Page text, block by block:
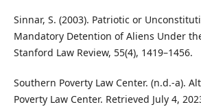
Sinnar, S. (2003). Patriotic or
Mandatory Detention of Aliens Under
Stanford Law Review, 55(4), 1419–1456.
Southern Poverty Law Center. (n.d.-a).
Poverty Law Center. Retrieved July 4,